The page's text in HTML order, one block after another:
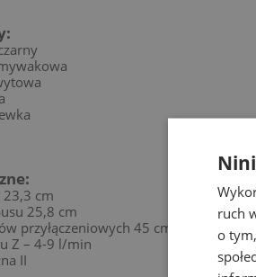
cm
25,8 cm
przyłączeniowych 45 cm
Z – 4-9 l/min
II
ruch
o